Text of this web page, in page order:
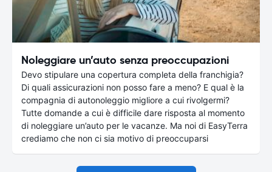
Noleggiare un’auto senza preoccupazioni
Devo stipulare una copertura completa della franchigia?
Di quali assicurazioni non posso fare a meno? E qual è la
compagnia di autonoleggio migliore a cui rivolgermi?
Tutte domande a cui è difficile dare risposta al momento
di noleggiare un’auto per le vacanze. Ma noi di EasyTerra
crediamo che non ci sia motivo di preoccuparsi